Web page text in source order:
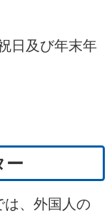
日及び年末年
ー
、外国人の